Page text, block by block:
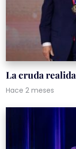
La cruda
Hace 2 meses